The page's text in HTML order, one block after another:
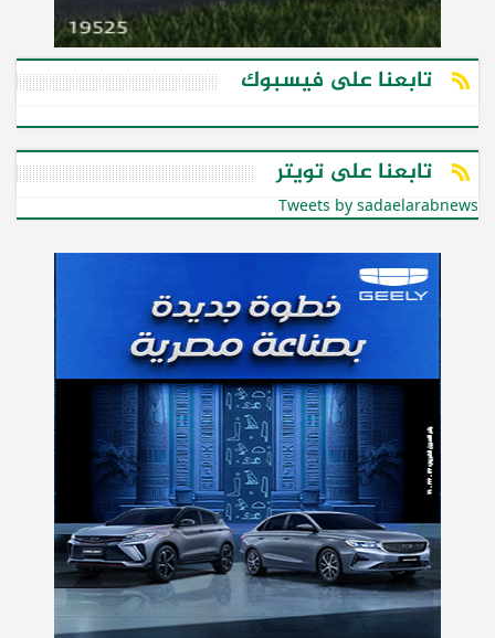
تابعنا على فيسبوك
تابعنا على تويتر
Tweets by sadaelarabnews